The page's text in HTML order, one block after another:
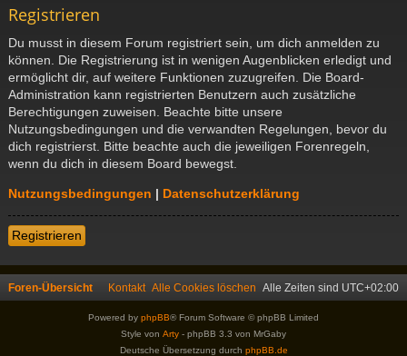
Registrieren
Du musst in diesem Forum registriert sein, um dich anmelden zu
können. Die Registrierung ist in wenigen Augenblicken erledigt und
ermöglicht dir, auf weitere Funktionen zuzugreifen. Die Board-
Administration kann registrierten Benutzern auch zusätzliche
Berechtigungen zuweisen. Beachte bitte unsere
Nutzungsbedingungen und die verwandten Regelungen, bevor du
dich registrierst. Bitte beachte auch die jeweiligen Forenregeln,
wenn du dich in diesem Board bewegst.
Nutzungsbedingungen | Datenschutzerklärung
Registrieren
Foren-Übersicht Alle Zeiten sind UTC+02:00
Alle Cookies löschen
Kontakt
Powered by phpBB® Forum Software © phpBB Limited
Style von Arty - phpBB 3.3 von MrGaby
Deutsche Übersetzung durch phpBB.de